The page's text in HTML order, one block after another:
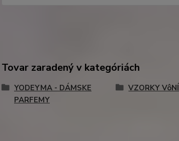
Tovar zaradený v kategóriách
YODEYMA - DÁMSKE
PARFEMY
VZORKY VôNÍ